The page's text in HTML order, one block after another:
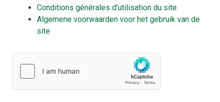
Conditions générales d’utilisation du site
Algemene voorwaarden voor het gebruik van de
site